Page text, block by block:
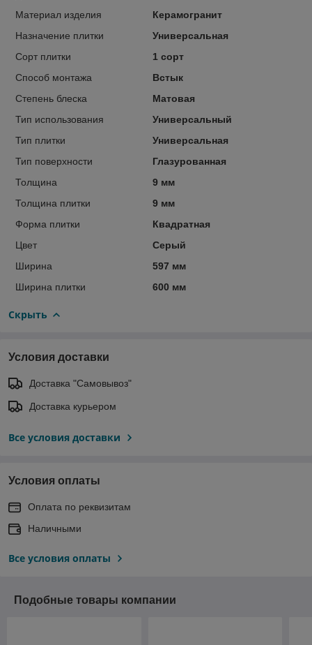
Материал изделия
Керамогранит
Назначение плитки
Универсальная
Сорт плитки
1 сорт
Способ монтажа
Встык
Степень блеска
Матовая
Тип использования
Универсальный
Тип плитки
Универсальная
Тип поверхности
Глазурованная
Толщина
9 мм
Толщина плитки
9 мм
Форма плитки
Квадратная
Цвет
Серый
Ширина
597 мм
Ширина плитки
600 мм
Скрыть
Условия доставки
Доставка "Самовывоз"
Доставка курьером
Все условия доставки
Условия оплаты
Оплата по реквизитам
Наличными
Все условия оплаты
Подобные товары компании